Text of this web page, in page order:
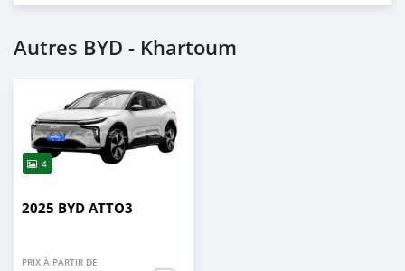
Autres BYD - Khartoum
4
2025 BYD ATTO3
PRIX À PARTIR DE